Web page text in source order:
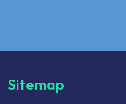
Sitemap